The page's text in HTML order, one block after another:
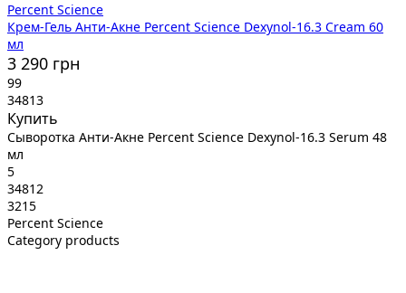
Percent Science
Крем-Гель Анти-Акне Percent Science Dexynol-16.3 Cream 60
мл
3 290 грн
99
34813
Купить
Сыворотка Анти-Акне Percent Science Dexynol-16.3 Serum 48
мл
5
34812
3215
Percent Science
Category products